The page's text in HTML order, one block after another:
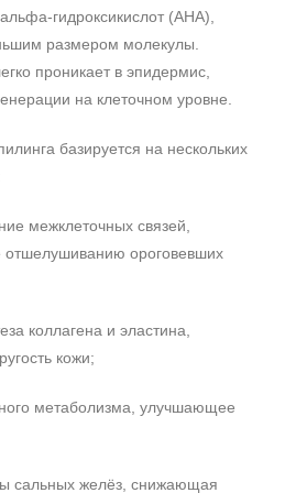
(AHA),
размером молекулы.
проникает в эпидермис,
на клеточном уровне.
базируется на нескольких
межклеточных связей,
отшелушиванию ороговевших
коллагена и эластина,
кожи;
метаболизма, улучшающее
сальных желёз, снижающая